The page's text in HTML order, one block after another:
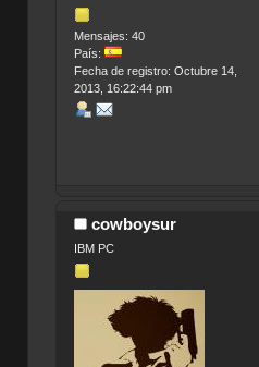
Mensajes: 40
País:
Fecha de registro: Octubre 14,
2013, 16:22:44 pm
cowboysur
IBM PC